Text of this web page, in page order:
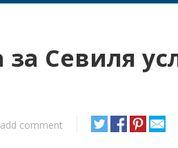
Севиля
add comment